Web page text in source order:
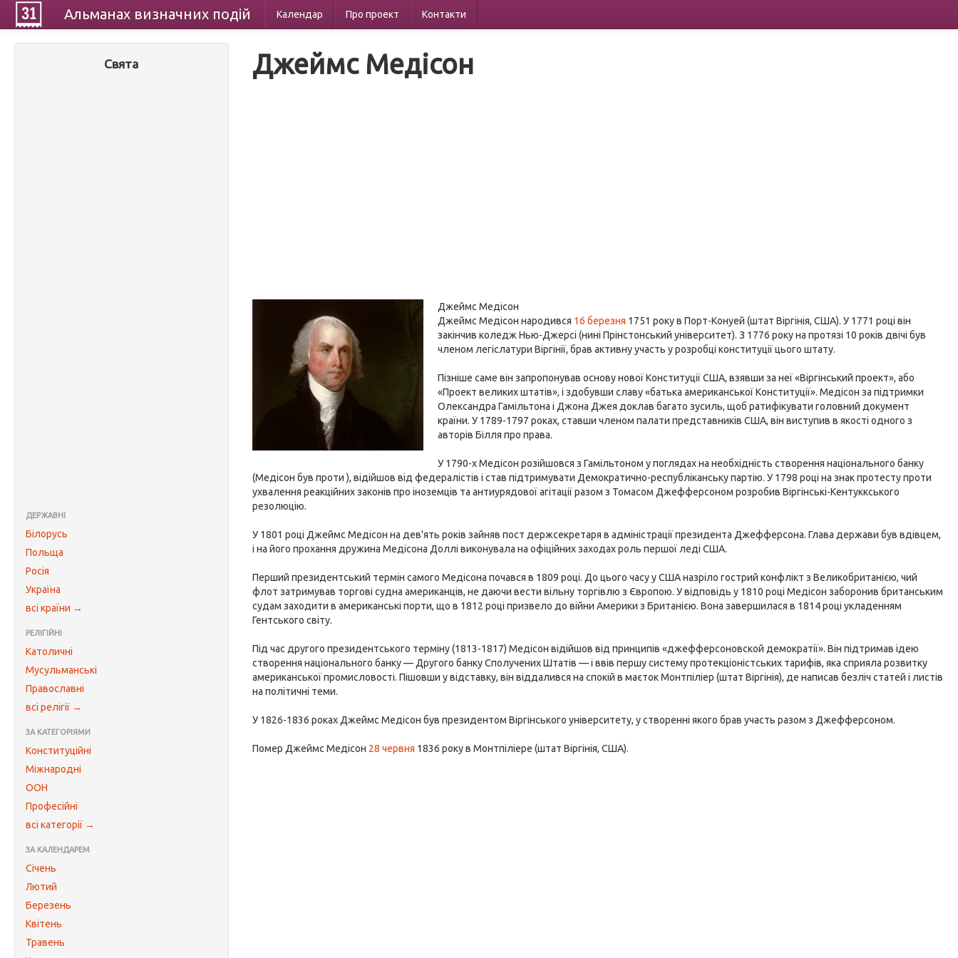
Альманах визначних подій Календар Про проект Контакти
Свята
ДЕРЖАВНІ
Білорусь
Польща
Росія
Україна
всі країни →
РЕЛІГІЙНІ
Католичні
Мусульманські
Православні
всі релігії →
ЗА КАТЕГОРІЯМИ
Конституційні
Міжнародні
ООН
Професійні
всі категорії →
ЗА КАЛЕНДАРЕМ
Січень
Лютий
Березень
Квітень
Травень
Джеймс Медісон
Джеймс Медісон
Джеймс Медісон народився 16 березня 1751 року в Порт-Конуей (штат Віргінія, США). У 1771 році він
закінчив коледж Нью-Джерсі (нині Прінстонський університет). З 1776 року на протязі 10 років двічі був
членом легіслатури Віргінії, брав активну участь у розробці конституції цього штату.
Пізніше саме він запропонував основу нової Конституції США, взявши за неї «Віргінський проект», або
«Проект великих штатів», і здобувши славу «батька американської Конституції». Медісон за підтримки
Олександра Гамільтона і Джона Джея доклав багато зусиль, щоб ратифікувати головний документ
країни. У 1789-1797 роках, ставши членом палати представників США, він виступив в якості одного з
авторів Білля про права.
У 1790-х Медісон розійшовся з Гамільтоном у поглядах на необхідність створення національного банку
(Медісон був проти ), відійшов від федералістів і став підтримувати Демократично-республіканську партію. У 1798 році на знак протесту проти
ухвалення реакційних законів про іноземців та антиурядової агітації разом з Томасом Джефферсоном розробив Віргінські-Кентуккського
резолюцію.
У 1801 році Джеймс Медісон на дев'ять років зайняв пост держсекретаря в адміністрації президента Джефферсона. Глава держави був вдівцем,
і на його прохання дружина Медісона Доллі виконувала на офіційних заходах роль першої леді США.
Перший президентський термін самого Медісона почався в 1809 році. До цього часу у США назріло гострий конфлікт з Великобританією, чий
флот затримував торгові судна американців, не даючи вести вільну торгівлю з Європою. У відповідь у 1810 році Медісон заборонив британським
судам заходити в американські порти, що в 1812 році призвело до війни Америки з Британією. Вона завершилася в 1814 році укладенням
Гентського світу.
Під час другого президентського терміну (1813-1817) Медісон відійшов від принципів «джефферсоновской демократії». Він підтримав ідею
створення національного банку — Другого банку Сполучених Штатів — і ввів першу систему протекціоністських тарифів, яка сприяла розвитку
американської промисловості. Пішовши у відставку, він віддалився на спокій в маєток Монтпіліер (штат Віргінія), де написав безліч статей і листів
на політичні теми.
У 1826-1836 роках Джеймс Медісон був президентом Віргінського університету, у створенні якого брав участь разом з Джефферсоном.
Помер Джеймс Медісон 28 червня 1836 року в Монтпіліере (штат Віргінія, США).